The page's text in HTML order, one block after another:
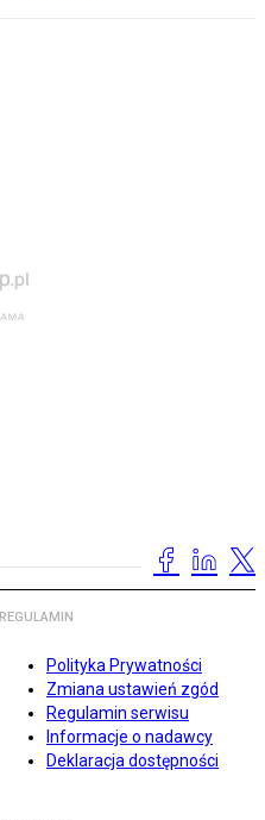
REGULAMIN
Polityka Prywatności
Zmiana ustawień zgód
Regulamin serwisu
Informacje o nadawcy
Deklaracja dostępności